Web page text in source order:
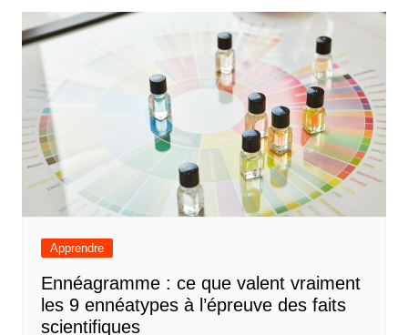
l’article
Apprendre
Ennéagramme : ce que valent vraiment
les 9 ennéatypes à l’épreuve des faits
scientifiques